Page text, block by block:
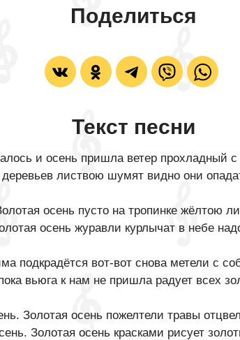
Поделиться
Текст песни
и осень пришла ветер прохладный
деревьев листвою шумят видно они
осень пусто на тропинке жёлтою
осень журавли курлычат в небе
подкрадётся вот-вот снова метели с
вьюга к нам не пришла радует всех
Золотая осень пожелтели травы
Золотая осень красками рисует